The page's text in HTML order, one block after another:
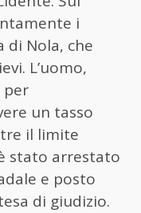
i
di Nola, che
L’uomo,
per
un tasso
il limite
stato arrestato
e posto
di giudizio.